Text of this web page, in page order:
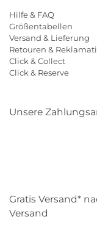
Hilfe & FAQ
Größentabellen
Versand & Lieferung
Retouren &
Click & Collect
Click & Reserve
Unsere
Gratis Versand*
Versand